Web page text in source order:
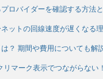
ロバイダーを確認する方法
ットの回線速度が遅くなる
？ 期間や費用についても解
リマーク表示でつながらない